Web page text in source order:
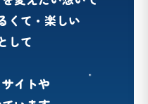
くて・楽しい
して
イトや